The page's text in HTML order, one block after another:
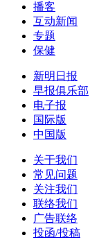
播客
互动新闻
专题
保健
新明日报
早报俱乐部
电子报
国际版
中国版
关于我们
常见问题
关注我们
联络我们
广告联络
投函/投稿